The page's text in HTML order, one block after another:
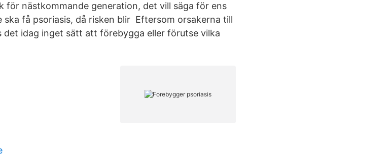
för nästkommande generation, det vill säga för ens
ska få psoriasis, då risken blir Eftersom orsakerna till
det idag inget sätt att förebygga eller förutse vilka